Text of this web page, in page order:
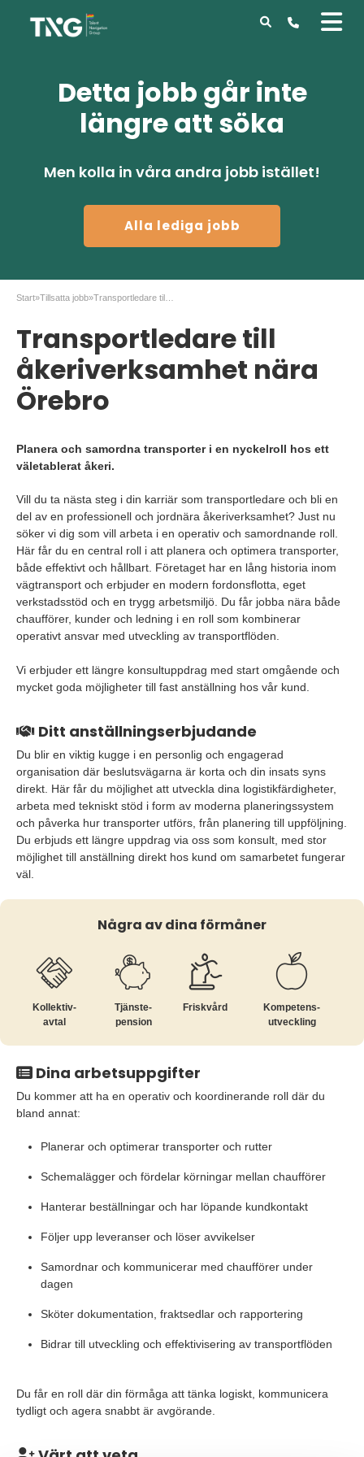
Detta jobb går inte
längre att söka
Men kolla in våra andra jobb istället!
Alla lediga jobb
Start»Tillsatta jobb»
Transportledare till
åkeriverksamhet nära
Örebro
Planera och samordna transporter i en nyckelroll hos ett
väletablerat åkeri.
Vill du ta nästa steg i din karriär som transportledare och bli en
del av en professionell och jordnära åkeriverksamhet? Just nu
söker vi dig som vill arbeta i en operativ och samordnande roll.
Här får du en central roll i att planera och optimera transporter,
både effektivt och hållbart. Företaget har en lång historia inom
vägtransport och erbjuder en modern fordonsflotta, eget
verkstadsstöd och en trygg arbetsmiljö. Du får jobba nära både
chaufförer, kunder och ledning i en roll som kombinerar
operativt ansvar med utveckling av transportflöden.
Vi erbjuder ett längre konsultuppdrag med start omgående och
mycket goda möjligheter till fast anställning hos vår kund.
Ditt anställningserbjudande
Du blir en viktig kugge i en personlig och engagerad
organisation där beslutsvägarna är korta och din insats syns
direkt. Här får du möjlighet att utveckla dina logistikfärdigheter,
arbeta med tekniskt stöd i form av moderna planeringssystem
och påverka hur transporter utförs, från planering till uppföljning.
Du erbjuds ett längre uppdrag via oss som konsult, med stor
möjlighet till anställning direkt hos kund om samarbetet fungerar
väl.
Några av dina förmåner
Kollektiv­
avtal
Tjänste­
pension
Friskvård
Kompetens­
utveckling
Dina arbetsuppgifter
Du kommer att ha en operativ och koordinerande roll där du
bland annat:
Planerar och optimerar transporter och rutter
Schemalägger och fördelar körningar mellan chaufförer
Hanterar beställningar och har löpande kundkontakt
Följer upp leveranser och löser avvikelser
Samordnar och kommunicerar med chaufförer under
dagen
Sköter dokumentation, fraktsedlar och rapportering
Bidrar till utveckling och effektivisering av transportflöden
Du får en roll där din förmåga att tänka logiskt, kommunicera
tydligt och agera snabbt är avgörande.